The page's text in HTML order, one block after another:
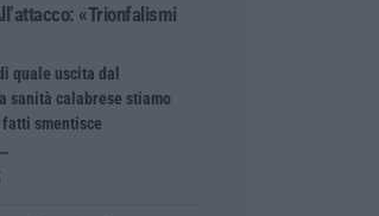
«Trionfalismi
quale uscita dal
sanità calabrese stiamo
smentisce